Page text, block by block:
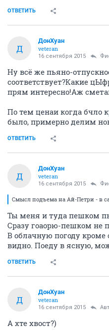
ОТВЕТИТЬ
Д
ДонХуан
veteran
16 сентября 2015
Ну всё же пьяно-
соответствует?Какие
прям интересно!Аж
По тем ценаи когда бчло
было, примерно делим
ОТВЕТИТЬ
Д
ДонХуан
veteran
16 сентября 2015
Смысл подъема на Ай-Петри - в
Ты меня и туда пешком
Сразу гоаорю-пешком не
В облачную погоду кроме
видно. Поеду в ясную,
ОТВЕТИТЬ
Д
ДонХуан
veteran
16 сентября 2015
А хте хвост?)